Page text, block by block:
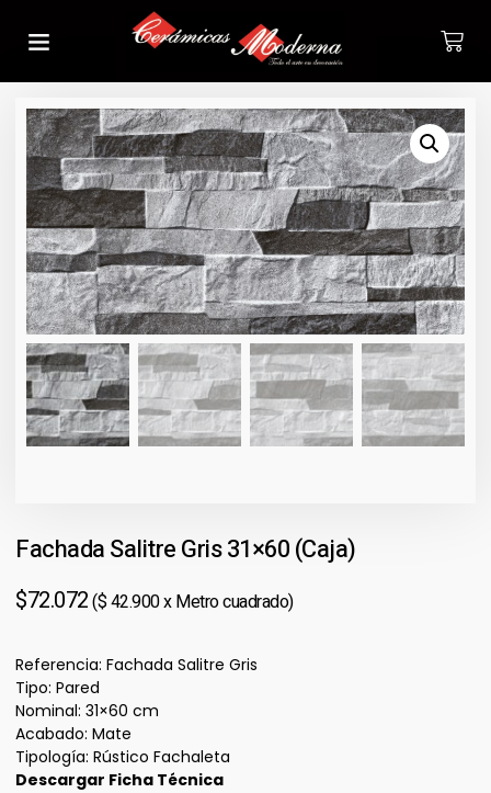
Fachada Salitre Gris 31×60 (Caja)
$72.072($ 42.900 x Metro cuadrado)
Referencia: Fachada Salitre Gris
Tipo: Pared
Nominal: 31×60 cm
Acabado: Mate
Tipología: Rústico Fachaleta
Descargar Ficha Técnica